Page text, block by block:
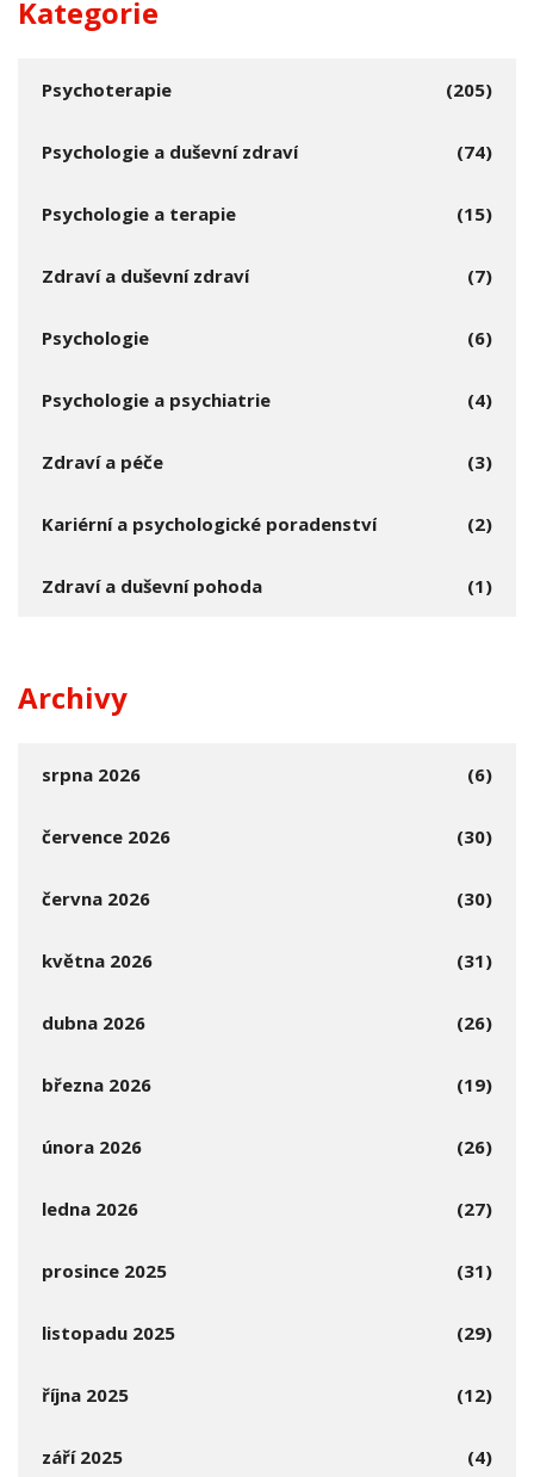
Kategorie
Psychoterapie (205)
Psychologie a duševní zdraví (74)
Psychologie a terapie (15)
Zdraví a duševní zdraví (7)
Psychologie (6)
Psychologie a psychiatrie (4)
Zdraví a péče (3)
Kariérní a psychologické poradenství (2)
Zdraví a duševní pohoda (1)
Archivy
srpna 2026 (6)
července 2026 (30)
června 2026 (30)
května 2026 (31)
dubna 2026 (26)
března 2026 (19)
února 2026 (26)
ledna 2026 (27)
prosince 2025 (31)
listopadu 2025 (29)
října 2025 (12)
září 2025 (4)